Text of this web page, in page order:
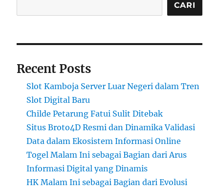
CARI
Recent Posts
Slot Kamboja Server Luar Negeri dalam Tren
Slot Digital Baru
Childe Petarung Fatui Sulit Ditebak
Situs Broto4D Resmi dan Dinamika Validasi
Data dalam Ekosistem Informasi Online
Togel Malam Ini sebagai Bagian dari Arus
Informasi Digital yang Dinamis
HK Malam Ini sebagai Bagian dari Evolusi